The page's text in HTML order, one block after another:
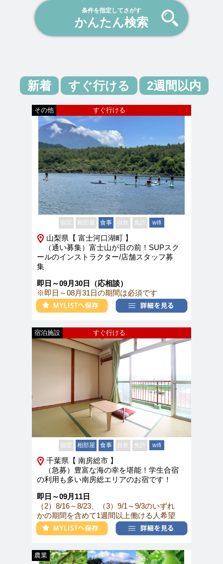
条件を指定してさがす
かんたん検索
新着 すぐ行ける 2週間以内
すぐ行ける
その他
個室 相部屋 食事 自炊 免許 wifi
山梨県【 富士河口湖町 】
（通い募集）富士山が目の前！SUPスク
ールのインストラクター/店舗スタッフ募
集
即日～09月30日（応相談）
※即日～08月31日の期間は必須です
すぐ行ける
宿泊施設
個室 相部屋 食事 自炊 免許 wifi
千葉県【 南房総市 】
（急募）豊富な海の幸を堪能！学生合宿
の利用も多い南房総エリアのお宿です！
即日～09月11日
（2）8/16～8/23、（3）9/1～9/3のいずれ
かの期間を含めて1週間以上働ける人希望
農業